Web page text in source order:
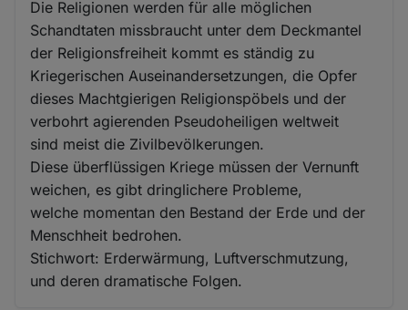
Die Religionen werden für alle möglichen
Schandtaten missbraucht unter dem Deckmantel
der Religionsfreiheit kommt es ständig zu
Kriegerischen Auseinandersetzungen, die Opfer
dieses Machtgierigen Religionspöbels und der
verbohrt agierenden Pseudoheiligen weltweit
sind meist die Zivilbevölkerungen.
Diese überflüssigen Kriege müssen der Vernunft
weichen, es gibt dringlichere Probleme,
welche momentan den Bestand der Erde und der
Menschheit bedrohen.
Stichwort: Erderwärmung, Luftverschmutzung,
und deren dramatische Folgen.